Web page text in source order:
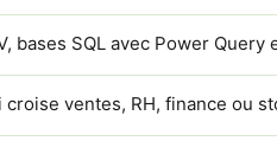
bases SQL avec Power Query
ventes, RH, finance ou